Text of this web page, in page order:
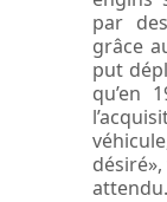
par
grâce
put
qu’en
attendu.